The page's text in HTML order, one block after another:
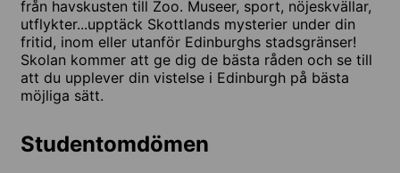
från havskusten till Zoo. Museer, sport, nöjeskvällar,
utflykter...upptäck Skottlands mysterier under din
fritid, inom eller utanför Edinburghs stadsgränser!
Skolan kommer att ge dig de bästa råden och se till
att du upplever din vistelse i Edinburgh på bästa
möjliga sätt.
Studentomdömen